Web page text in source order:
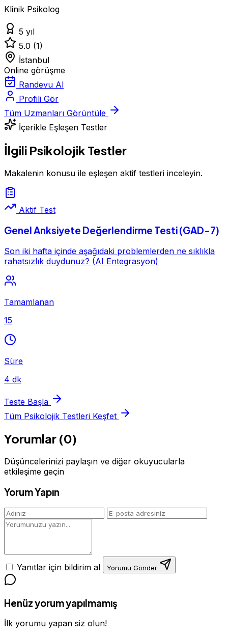
Klinik Psikolog
5 yıl
5.0 (1)
İstanbul
Online görüşme
Randevu Al
Profili Gör
Tüm Uzmanları Görüntüle
İçerikle Eşleşen Testler
İlgili Psikolojik Testler
Makalenin konusu ile eşleşen aktif testleri inceleyin.
Aktif Test
Genel Anksiyete Değerlendirme Testi (GAD-7)
Son iki hafta içinde aşağıdaki problemlerden ne sıklıkla
rahatsızlık duydunuz? (AI Entegrasyon)
Tamamlanan
15
Süre
4 dk
Teste Başla
Tüm Psikolojik Testleri Keşfet
Yorumlar (0)
Düşüncelerinizi paylaşın ve diğer okuyucularla
etkileşime geçin
Yorum Yapın
Yanıtlar için bildirim al Yorumu Gönder
Henüz yorum yapılmamış
İlk yorumu yapan siz olun!